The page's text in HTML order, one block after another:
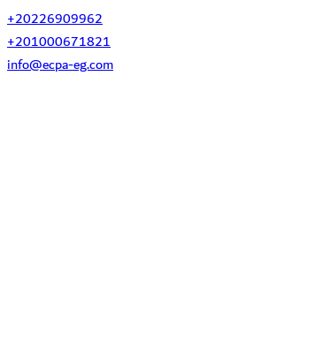
+20226909962
+201000671821
info@ecpa-eg.com